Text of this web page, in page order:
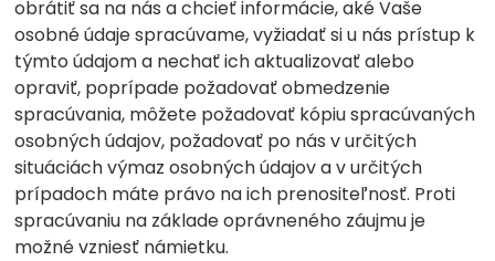
obrátiť sa na nás a chcieť informácie, aké Vaše
osobné údaje spracúvame, vyžiadať si u nás prístup k
týmto údajom a nechať ich aktualizovať alebo
opraviť, poprípade požadovať obmedzenie
spracúvania, môžete požadovať kópiu spracúvaných
osobných údajov, požadovať po nás v určitých
situáciách výmaz osobných údajov a v určitých
prípadoch máte právo na ich prenositeľnosť. Proti
spracúvaniu na základe oprávneného záujmu je
možné vzniesť námietku.